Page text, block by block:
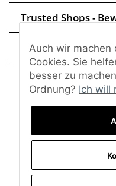
Trusted Shops -
Frage zum Artikel
Auch wir machen
Cookies. Sie
besser zu
Ordnung? Ich will